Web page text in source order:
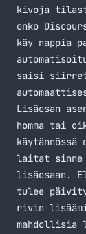
kivoja
onko
käy nappia
saisi
Lisäosan
homma tai
laitat sinne
lisäosaan.
tulee
rivin
mahdollisia